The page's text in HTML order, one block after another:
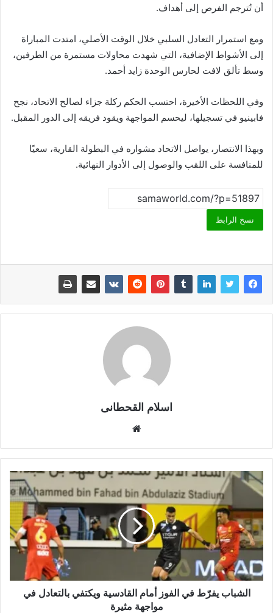
أن تُترجم الفرص إلى أهداف.
ومع استمرار التعادل السلبي خلال الوقت الأصلي، امتدت المباراة
إلى الأشواط الإضافية، التي شهدت محاولات مستمرة من الطرفين،
وسط تألق لافت لحارس الوحدة زايد أحمد.
وفي اللحظات الأخيرة، احتسب الحكم ركلة جزاء لصالح الاتحاد، نجح
فابينيو في تسجيلها، ليحسم المواجهة ويقود فريقه إلى الدور المقبل.
وبهذا الانتصار، يواصل الاتحاد مشواره في البطولة القارية، سعيًا
للمنافسة على اللقب والوصول إلى الأدوار النهائية.
نسخ الرابط
اسلام القحطانى
ق
ع
ا
ل
و
ب
الشباب يفرّط في الفوز أمام القادسية ويكتفي بالتعادل في
مواجهة مثيرة